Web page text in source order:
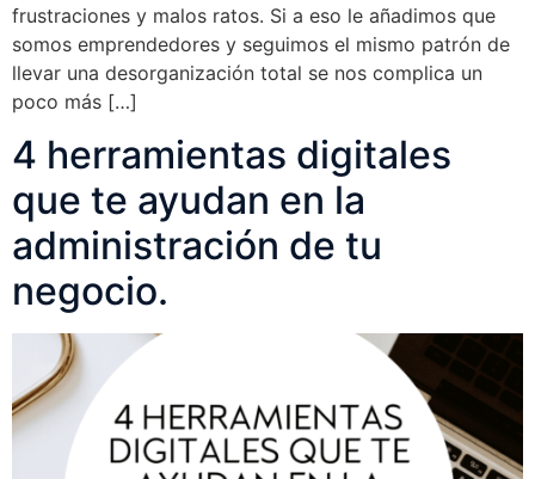
frustraciones y malos ratos. Si a eso le añadimos que
somos emprendedores y seguimos el mismo patrón de
llevar una desorganización total se nos complica un
poco más […]
4 herramientas digitales
que te ayudan en la
administración de tu
negocio.